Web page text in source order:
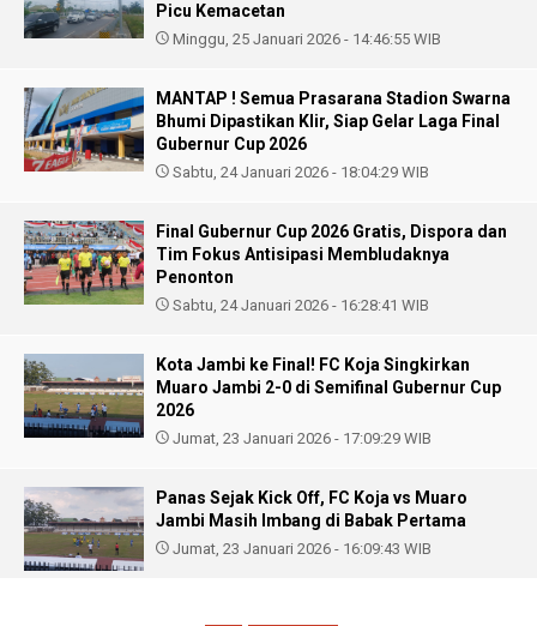
Picu Kemacetan
Minggu, 25 Januari 2026 - 14:46:55 WIB
MANTAP ! Semua Prasarana Stadion Swarna
Bhumi Dipastikan Klir, Siap Gelar Laga Final
Gubernur Cup 2026
Sabtu, 24 Januari 2026 - 18:04:29 WIB
Final Gubernur Cup 2026 Gratis, Dispora dan
Tim Fokus Antisipasi Membludaknya
Penonton
Sabtu, 24 Januari 2026 - 16:28:41 WIB
Kota Jambi ke Final! FC Koja Singkirkan
Muaro Jambi 2-0 di Semifinal Gubernur Cup
2026
Jumat, 23 Januari 2026 - 17:09:29 WIB
Panas Sejak Kick Off, FC Koja vs Muaro
Jambi Masih Imbang di Babak Pertama
Jumat, 23 Januari 2026 - 16:09:43 WIB